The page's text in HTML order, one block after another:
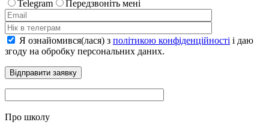
Telegram
Передзвоніть мені
Я ознайомився(лася) з політикою конфіденційності і даю
згоду на обробку персональних даних.
Про школу